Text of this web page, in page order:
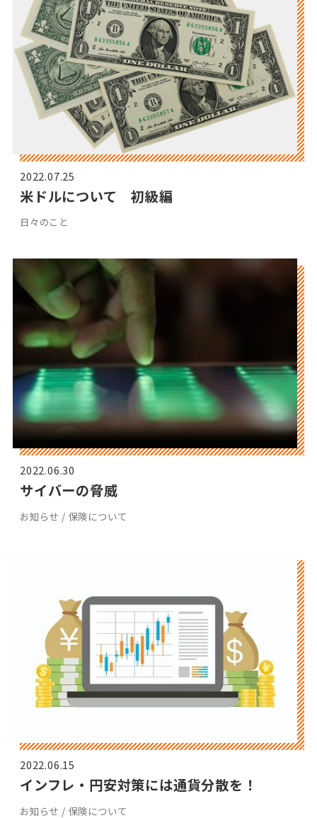
2022.07.25
米ドルについて 初級編
日々のこと
2022.06.30
サイバーの脅威
お知らせ / 保険について
2022.06.15
インフレ・円安対策には通貨分散を！
お知らせ / 保険について